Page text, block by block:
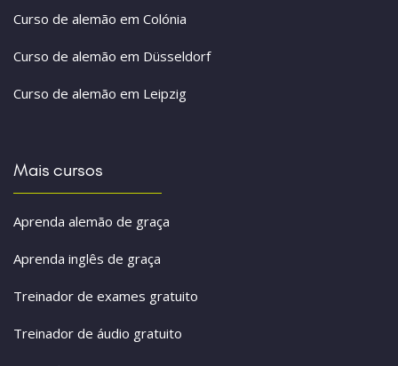
Curso de alemão em Colónia
Curso de alemão em Düsseldorf
Curso de alemão em Leipzig
Mais cursos
Aprenda alemão de graça
Aprenda inglês de graça
Treinador de exames gratuito
Treinador de áudio gratuito